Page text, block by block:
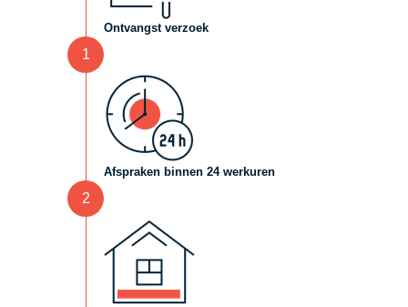
Ontvangst verzoek
1
Afspraken binnen 24 werkuren
2